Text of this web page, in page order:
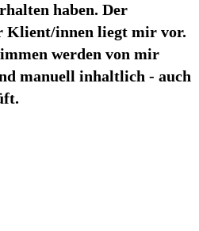
haben. Der
Klient/innen liegt mir vor.
werden von mir
manuell inhaltlich - auch